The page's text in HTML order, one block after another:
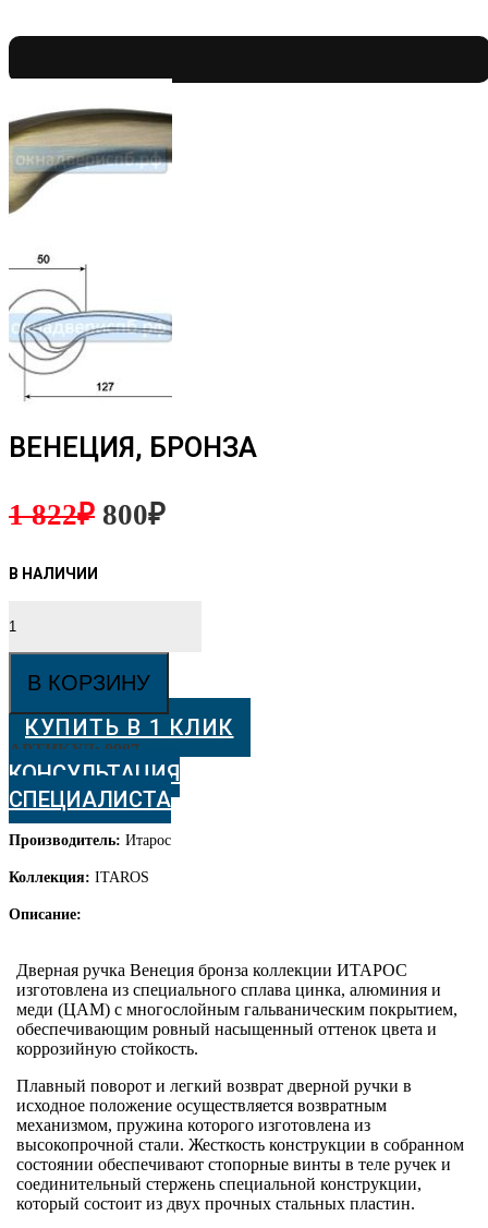
ВЕНЕЦИЯ, БРОНЗА
1 822₽ 800₽
товара
Венеция,
В КОРЗИНУ
КУПИТЬ В 1 КЛИК
АРТИКУЛ: 8987
КОНСУЛЬТАЦИЯ
СПЕЦИАЛИСТА
Производитель: Итарос
Коллекция: ITAROS
Описание:
Дверная ручка Венеция бронза коллекции ИТАРОС
изготовлена из специального сплава цинка, алюминия и
меди (ЦАМ) с многослойным гальваническим покрытием,
обеспечивающим ровный насыщенный оттенок цвета и
коррозийную стойкость.
Плавный поворот и легкий возврат дверной ручки в
исходное положение осуществляется возвратным
механизмом, пружина которого изготовлена из
высокопрочной стали. Жесткость конструкции в собранном
состоянии обеспечивают стопорные винты в теле ручек и
соединительный стержень специальной конструкции,
который состоит из двух прочных стальных пластин.